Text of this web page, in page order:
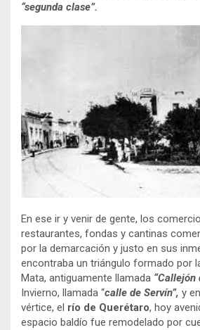
“segunda clase”.
En ese ir y venir de gente, los
restaurantes, fondas y cantinas
por la demarcación y justo en sus
encontraba un triángulo formado por
Mata, antiguamente llamada “Callejón
Invierno, llamada “calle de Servín”, y
vértice, el río de Querétaro, hoy
espacio baldío fue remodelado por